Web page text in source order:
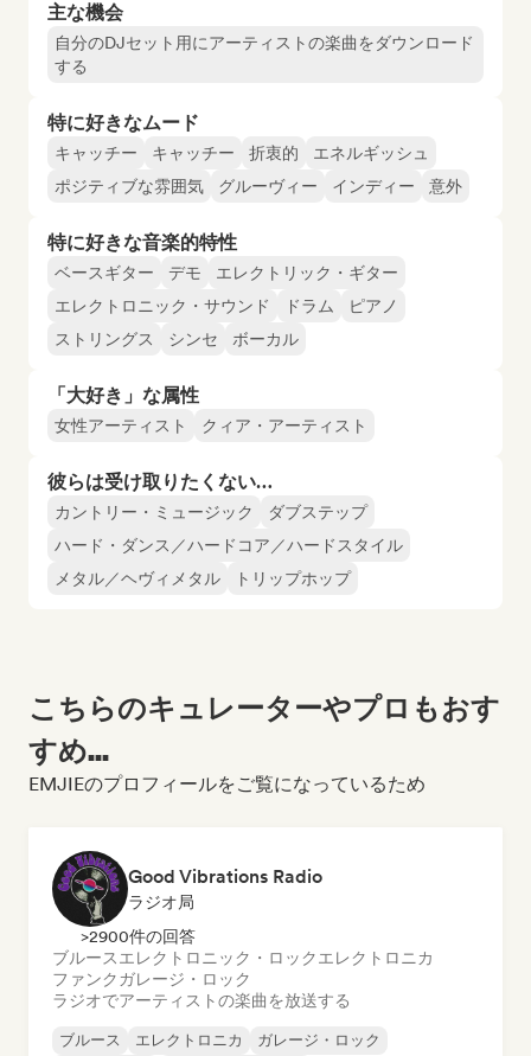
主な機会
自分のDJセット用にアーティストの楽曲をダウンロード
する
特に好きなムード
キャッチー キャッチー 折衷的
エネルギッシュ
ポジティブな雰囲気
グルーヴィー インディー 意外
特に好きな音楽的特性
ベースギター デモ
エレクトリック・ギター
エレクトロニック・サウンド
ドラム
ピアノ
ストリングス
シンセ ボーカル
「大好き」な属性
女性アーティスト クィア・アーティスト
彼らは受け取りたくない…
カントリー・ミュージック
ダブステップ
ハード・ダンス／ハードコア／ハードスタイル
メタル／ヘヴィメタル
トリップホップ
こちらのキュレーターやプロもおす
すめ...
EMJIEのプロフィールをご覧になっているため
Good Vibrations Radio
ラジオ局
>2900件の回答
ブルースエレクトロニック・ロックエレクトロニカ
ファンクガレージ・ロック
ラジオでアーティストの楽曲を放送する
ブルース エレクトロニカ ガレージ・ロック